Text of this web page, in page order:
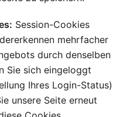
Session-Cookies
mehrfacher
durch denselben
Sie sich eingeloggt
Ihres Login-Status)
unsere Seite erneut